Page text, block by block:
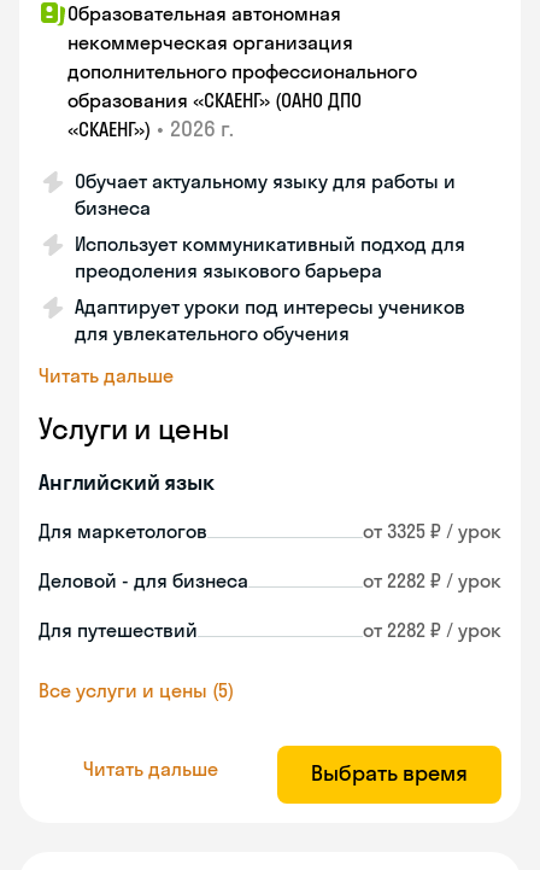
Образовательная автономная
некоммерческая организация
дополнительного профессионального
образования «СКАЕНГ» (ОАНО ДПО
«СКАЕНГ») • 2026 г.
Обучает актуальному языку для работы и
бизнеса
Использует коммуникативный подход для
преодоления языкового барьера
Адаптирует уроки под интересы учеников
для увлекательного обучения
Читать дальше
Услуги и цены
Английский язык
Для маркетологов от 3325 ₽ / урок
Деловой - для бизнеса от 2282 ₽ / урок
Для путешествий от 2282 ₽ / урок
Все услуги и цены (5)
Читать дальше Выбрать время